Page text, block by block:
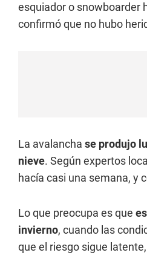
esquiador o snowboarder
confirmó que no hubo
La avalancha se produjo
nieve. Según expertos
hacía casi una semana, y
Lo que preocupa es que
invierno, cuando las
que el riesgo sigue